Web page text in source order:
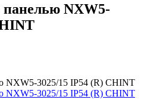
NXW5-
NXW5-3025/15 IP54 (R) CHINT